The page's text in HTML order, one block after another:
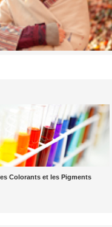
Colorants et les Pigments